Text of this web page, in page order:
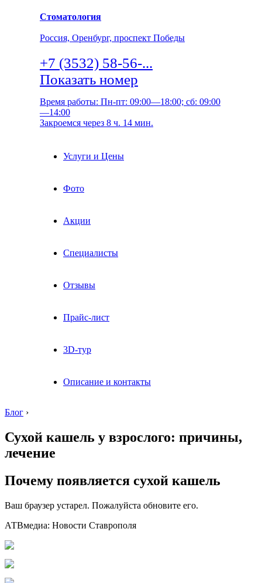
Стоматология
Россия, Оренбург, проспект Победы
+7 (3532) 58-56-...
Показать номер
Время работы: Пн-пт: 09:00—18:00; сб: 09:00
—14:00
Закроемся через 8 ч. 14 мин.
Услуги и Цены
Фото
Акции
Специалисты
Отзывы
Прайс-лист
3D-тур
Описание и контакты
Блог ›
Сухой кашель у взрослого: причины,
лечение
Почему появляется сухой кашель
Ваш браузер устарел. Пожалуйста обновите его.
АТВмедиа: Новости Ставрополя